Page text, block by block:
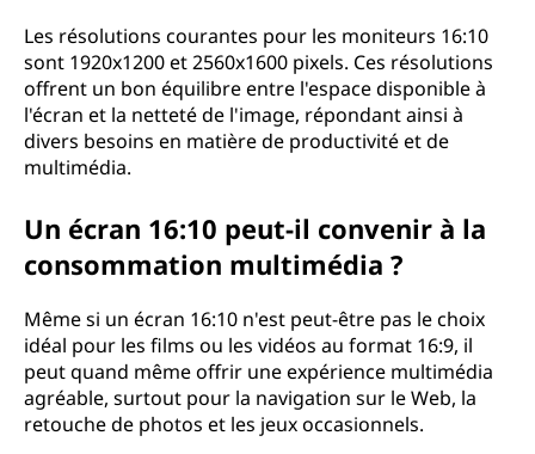
Les résolutions courantes pour les moniteurs 16:10
sont 1920x1200 et 2560x1600 pixels. Ces résolutions
offrent un bon équilibre entre l'espace disponible à
l'écran et la netteté de l'image, répondant ainsi à
divers besoins en matière de productivité et de
multimédia.
Un écran 16:10 peut-il convenir à la
consommation multimédia ?
Même si un écran 16:10 n'est peut-être pas le choix
idéal pour les films ou les vidéos au format 16:9, il
peut quand même offrir une expérience multimédia
agréable, surtout pour la navigation sur le Web, la
retouche de photos et les jeux occasionnels.